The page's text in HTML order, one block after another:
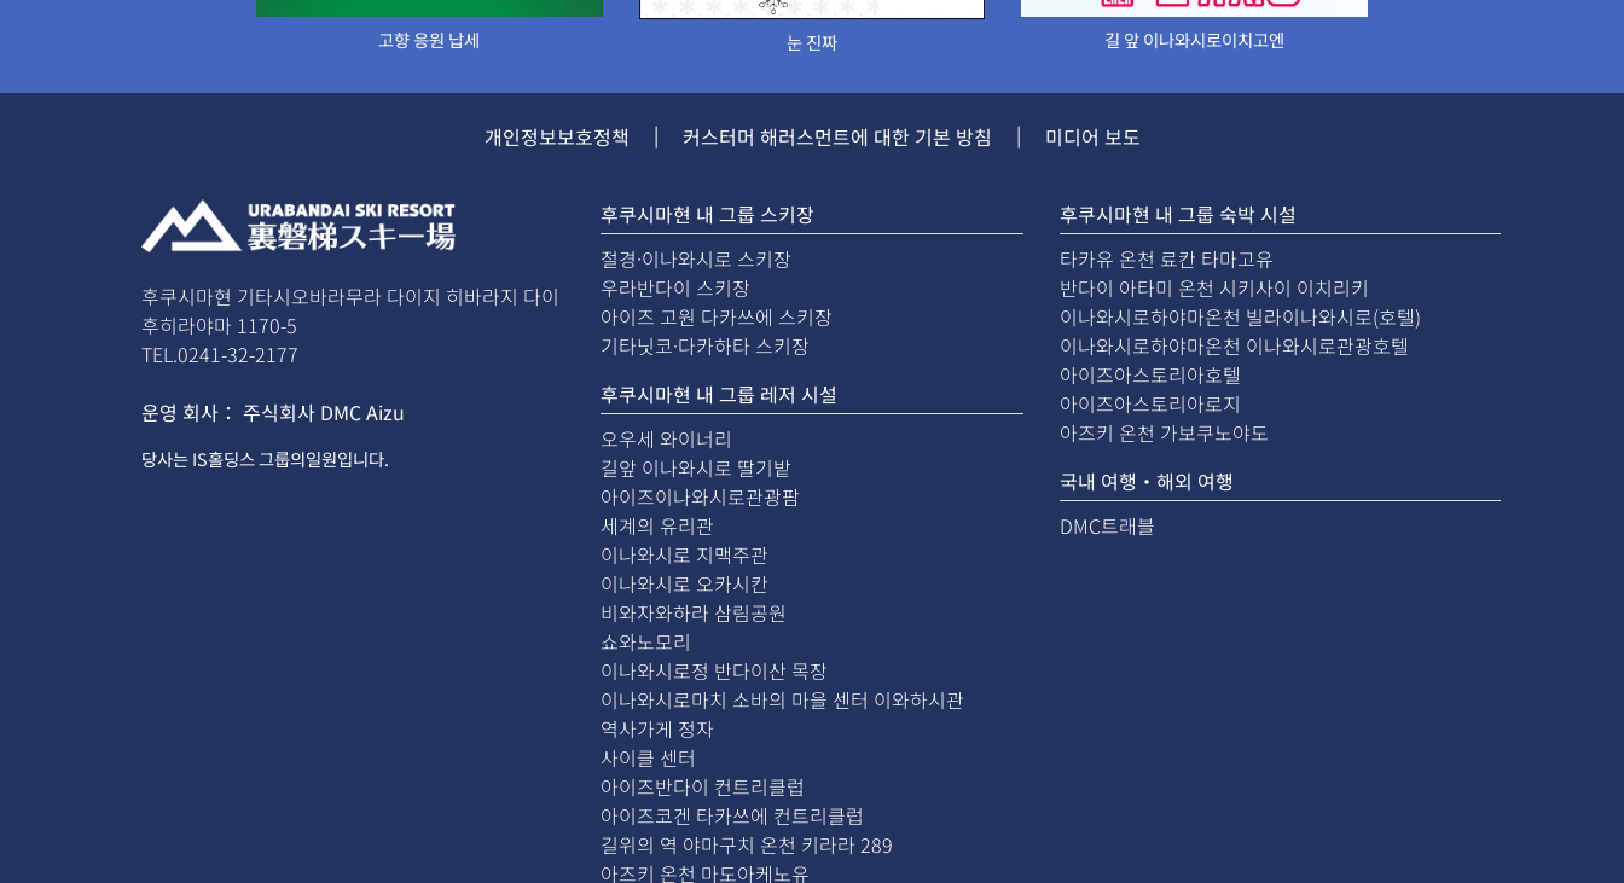
고향 응원 납세 눈 진짜 길 앞 이나와시로이치고엔
개인정보보호정책 | 커스터머 해러스먼트에 대한 기본 방침 | 미디어 보도
후쿠시마현 기타시오바라무라 다이지 히바라지 다이
후히라야마 1170-5
TEL.0241-32-2177
운영 회사 ： 주식회사 DMC Aizu
당사는IS홀딩스그룹의일원입니다.
후쿠시마현 내 그룹 스키장
절경·이나와시로 스키장
우라반다이 스키장
아이즈 고원 다카쓰에 스키장
기타닛코·다카하타 스키장
후쿠시마현 내 그룹 레저 시설
오우세 와이너리
길앞 이나와시로 딸기밭
아이즈이나와시로관광팜
세계의 유리관
이나와시로 지맥주관
이나와시로 오카시칸
비와자와하라 삼림공원
쇼와노모리
이나와시로정 반다이산 목장
이나와시로마치 소바의 마을 센터 이와하시관
역사가게 정자
사이클 센터
아이즈반다이 컨트리클럽
아이즈코겐 타카쓰에 컨트리클럽
길위의 역 야마구치 온천 키라라 289
아즈키 온천 마도아케노유
후쿠시마현 내 그룹 숙박 시설
타카유 온천 료칸 타마고유
반다이 아타미 온천 시키사이 이치리키
이나와시로하야마온천 빌라이나와시로(호텔)
이나와시로하야마온천 이나와시로관광호텔
아이즈아스토리아호텔
아이즈아스토리아로지
아즈키 온천 가보쿠노야도
국내 여행・해외 여행
DMC트래블